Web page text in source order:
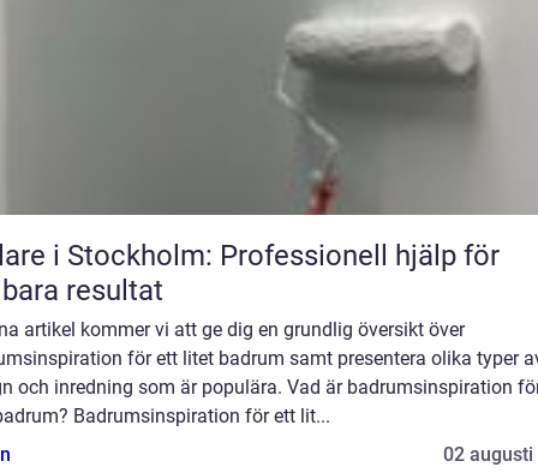
i Stockholm: Professionell hjälp för
resultat
artikel kommer vi att ge dig en grundlig översikt över
för ett litet badrum samt presentera olika typer
och inredning som är populära. Vad är badrumsinspiration
Badrumsinspiration för ett lit...
02 augusti